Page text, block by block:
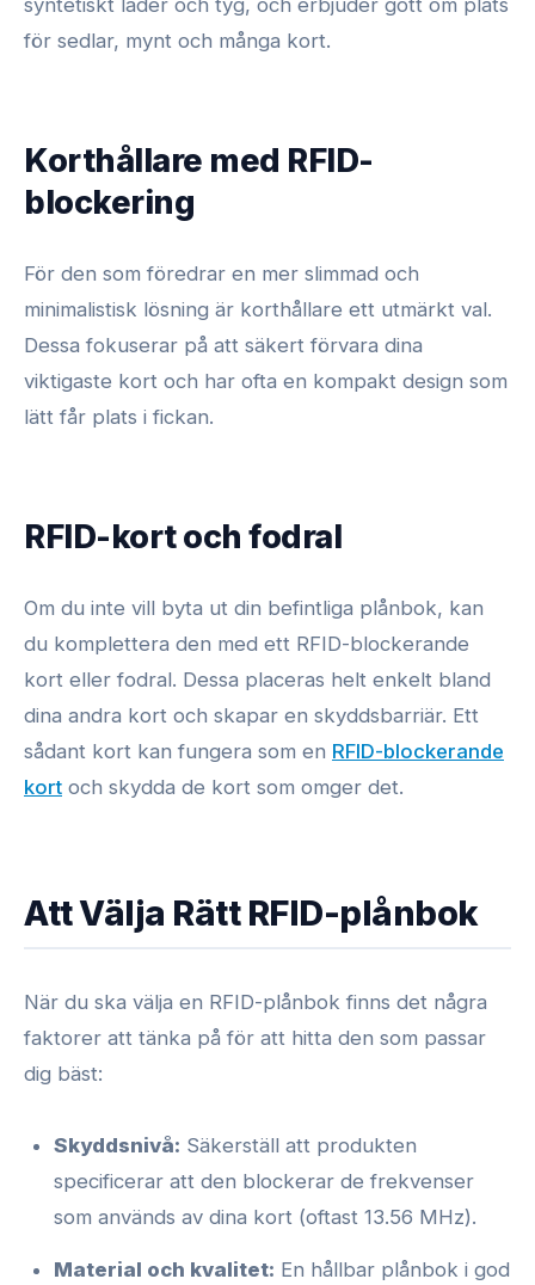
för sedlar, mynt och många kort.
Korthållare med RFID-
blockering
För den som föredrar en mer slimmad och
minimalistisk lösning är korthållare ett utmärkt val.
Dessa fokuserar på att säkert förvara dina
viktigaste kort och har ofta en kompakt design som
lätt får plats i fickan.
RFID-kort och fodral
Om du inte vill byta ut din befintliga plånbok, kan
du komplettera den med ett RFID-blockerande
kort eller fodral. Dessa placeras helt enkelt bland
dina andra kort och skapar en skyddsbarriär. Ett
sådant kort kan fungera som en RFID-blockerande
kort och skydda de kort som omger det.
Att Välja Rätt RFID-plånbok
När du ska välja en RFID-plånbok finns det några
faktorer att tänka på för att hitta den som passar
dig bäst:
Skyddsnivå: Säkerställ att produkten
specificerar att den blockerar de frekvenser
som används av dina kort (oftast 13.56 MHz).
Material och kvalitet: En hållbar plånbok i god